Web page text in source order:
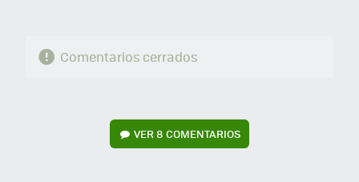
Comentarios cerrados
VER8 COMENTARIOS